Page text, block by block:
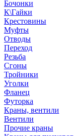
Бочонки
К\Гайки
Крестовины
Муфты
Отводы
Переход
Резьба
Сгоны
Тройники
Уголки
Фланец
Футорка
Краны, вентили
Вентили
Прочие краны